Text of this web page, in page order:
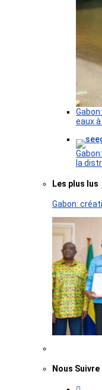
eaux
la
Les plus lus
Gabon:
Nous Suivre